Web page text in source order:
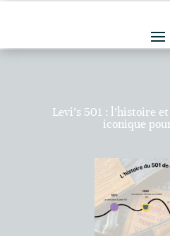
Levi’s 501 : l’histoire
iconique